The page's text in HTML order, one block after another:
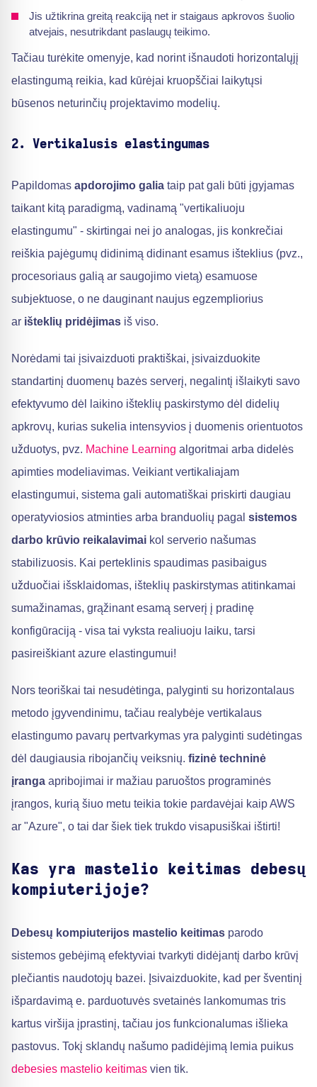
Jis užtikrina greitą reakciją net ir staigaus apkrovos šuolio
atvejais, nesutrikdant paslaugų teikimo.
Tačiau turėkite omenyje, kad norint išnaudoti horizontalųjį
elastingumą reikia, kad kūrėjai kruopščiai laikytųsi
būsenos neturinčių projektavimo modelių.
2. Vertikalusis elastingumas
Papildomas apdorojimo galia taip pat gali būti įgyjamas
taikant kitą paradigmą, vadinamą "vertikaliuoju
elastingumu" - skirtingai nei jo analogas, jis konkrečiai
reiškia pajėgumų didinimą didinant esamus išteklius (pvz.,
procesoriaus galią ar saugojimo vietą) esamuose
subjektuose, o ne dauginant naujus egzempliorius
ar išteklių pridėjimas iš viso.
Norėdami tai įsivaizduoti praktiškai, įsivaizduokite
standartinį duomenų bazės serverį, negalintį išlaikyti savo
efektyvumo dėl laikino išteklių paskirstymo dėl didelių
apkrovų, kurias sukelia intensyvios į duomenis orientuotos
užduotys, pvz. Machine Learning algoritmai arba didelės
apimties modeliavimas. Veikiant vertikaliajam
elastingumui, sistema gali automatiškai priskirti daugiau
operatyviosios atminties arba branduolių pagal sistemos
darbo krūvio reikalavimai kol serverio našumas
stabilizuosis. Kai perteklinis spaudimas pasibaigus
užduočiai išsklaidomas, išteklių paskirstymas atitinkamai
sumažinamas, grąžinant esamą serverį į pradinę
konfigūraciją - visa tai vyksta realiuoju laiku, tarsi
pasireiškiant azure elastingumui!
Nors teoriškai tai nesudėtinga, palyginti su horizontalaus
metodo įgyvendinimu, tačiau realybėje vertikalaus
elastingumo pavarų pertvarkymas yra palyginti sudėtingas
dėl daugiausia ribojančių veiksnių. fizinė techninė
įranga apribojimai ir mažiau paruoštos programinės
įrangos, kurią šiuo metu teikia tokie pardavėjai kaip AWS
ar "Azure", o tai dar šiek tiek trukdo visapusiškai ištirti!
Kas yra mastelio keitimas debesų
kompiuterijoje?
Debesų kompiuterijos mastelio keitimas parodo
sistemos gebėjimą efektyviai tvarkyti didėjantį darbo krūvį
plečiantis naudotojų bazei. Įsivaizduokite, kad per šventinį
išpardavimą e. parduotuvės svetainės lankomumas tris
kartus viršija įprastinį, tačiau jos funkcionalumas išlieka
pastovus. Tokį sklandų našumo padidėjimą lemia puikus
debesies mastelio keitimas vien tik.